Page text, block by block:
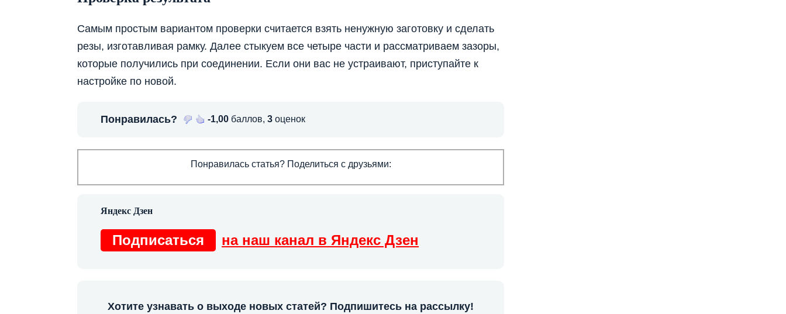
Самым простым вариантом проверки считается взять ненужную заготовку и сделать
резы, изготавливая рамку. Далее стыкуем все четыре части и рассматриваем зазоры,
которые получились при соединении. Если они вас не устраивают, приступайте к
настройке по новой.
Понравилась? -1,00 баллов, 3 оценок
Понравилась статья? Поделиться с друзьями:
Подписаться на наш канал в Яндекс Дзен
Хотите узнавать о выходе новых статей? Подпишитесь на рассылку!